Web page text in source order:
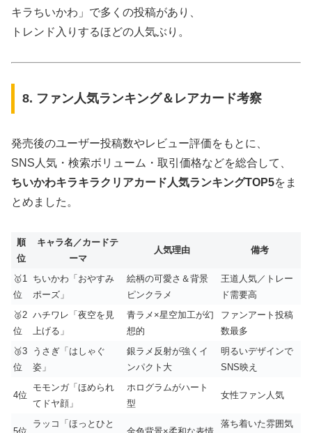
キラちいかわ」で多くの投稿があり、
トレンド入りするほどの人気ぶり。
8. ファン人気ランキング＆レアカード考察
発売後のユーザー投稿数やレビュー評価をもとに、
SNS人気・検索ボリューム・取引価格などを総合して、
ちいかわキラキラクリアカード人気ランキングTOP5をま
とめました。
順
位
キャラ名／カードテ
ーマ
人気理由 備考
🥇1
位
ちいかわ「おやすみ
ポーズ」
絵柄の可愛さ＆背景
ピンクラメ
王道人気／トレー
ド需要高
🥈2
位
ハチワレ「夜空を見
上げる」
青ラメ×星空加工が幻
想的
ファンアート投稿
数最多
🥉3
位
うさぎ「はしゃぐ
姿」
銀ラメ反射が強くイ
ンパクト大
明るいデザインで
SNS映え
4位
モモンガ「ほめられ
てドヤ顔」
ホログラムがハート
型
女性ファン人気
ラッコ「ほっとひと
落ち着いた雰囲気